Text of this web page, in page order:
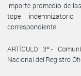
importe promedio de
tope
correspondiente.
ARTÍCULO 3º.-
Nacional del Registro